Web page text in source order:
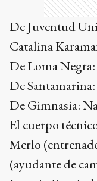
De Juventud
Catalina
De Loma
De
De Gimnasia:
El cuerpo
Merlo
(ayudante de